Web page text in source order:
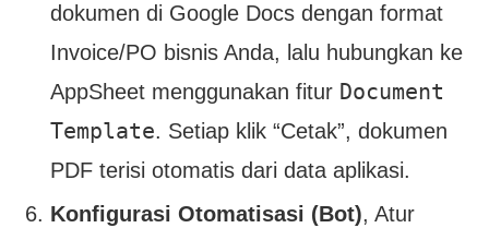
dokumen di Google Docs dengan format
Invoice/PO bisnis Anda, lalu hubungkan ke
AppSheet menggunakan fitur Document
Template. Setiap klik “Cetak”, dokumen
PDF terisi otomatis dari data aplikasi.
Konfigurasi Otomatisasi (Bot), Atur